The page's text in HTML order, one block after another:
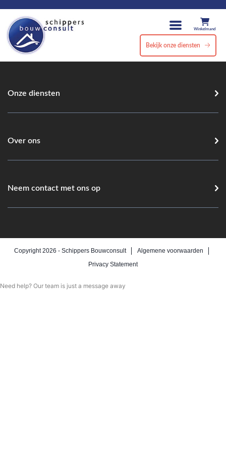
Winkelmand
Bekijk onze diensten
Onze diensten
Over ons
Neem contact met ons op
Copyright 2026 - Schippers Bouwconsult
Algemene voorwaarden
Privacy Statement
Need help? Our team is just a message away